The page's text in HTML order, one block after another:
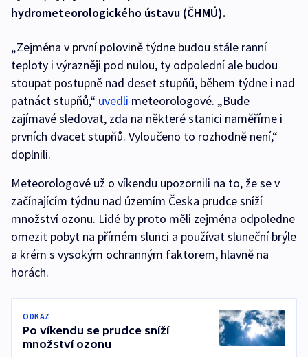
hydrometeorologického ústavu (ČHMÚ).
„Zejména v první polovině týdne budou stále ranní
teploty i výrazněji pod nulou, ty odpolední ale budou
stoupat postupně nad deset stupňů, během týdne i nad
patnáct stupňů,“ uvedli meteorologové. „Bude
zajímavé sledovat, zda na některé stanici naměříme i
prvních dvacet stupňů. Vyloučeno to rozhodně není,“
doplnili.
Meteorologové už o víkendu upozornili na to, že se v
začínajícím týdnu nad územím Česka prudce sníží
množství ozonu. Lidé by proto měli zejména odpoledne
omezit pobyt na přímém slunci a používat sluneční brýle
a krém s vysokým ochranným faktorem, hlavně na
horách.
ODKAZ
Po víkendu se prudce sníží
množství ozonu